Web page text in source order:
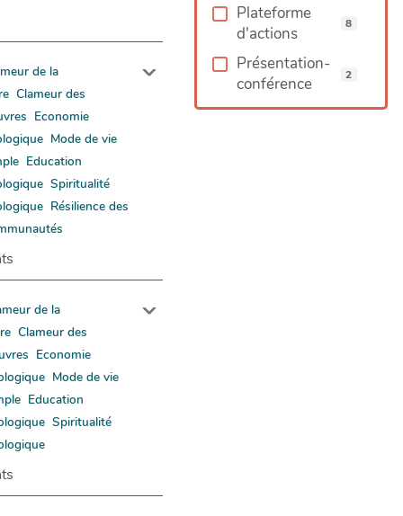
Plateforme
d'actions
8
Présentation-
conférence
2
de la
Clameur des
Economie
Mode de vie
Education
Spiritualité
Résilience des
de la
Clameur des
Economie
Mode de vie
Education
Spiritualité